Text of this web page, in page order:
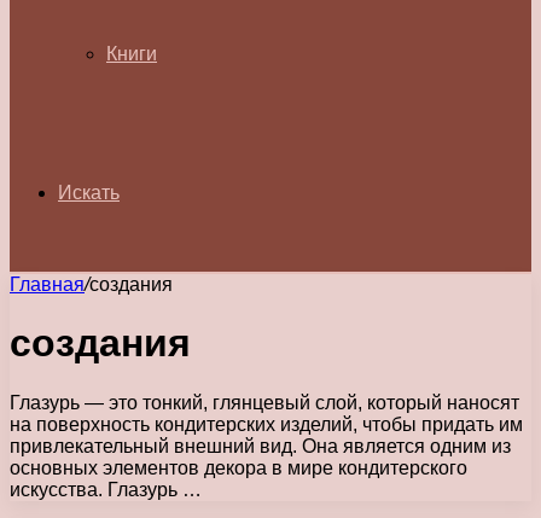
Книги
Искать
Главная/создания
создания
Глазурь — это тонкий, глянцевый слой, который наносят
на поверхность кондитерских изделий, чтобы придать им
привлекательный внешний вид. Она является одним из
основных элементов декора в мире кондитерского
искусства. Глазурь …